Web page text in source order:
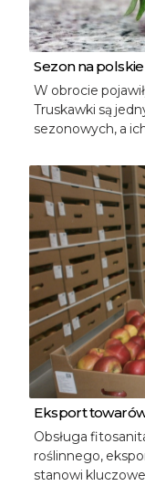
Sezon na
W obrocie
Truskawki są
sezonowych, a
Eksport
Obsługa
roślinnego,
stanowi